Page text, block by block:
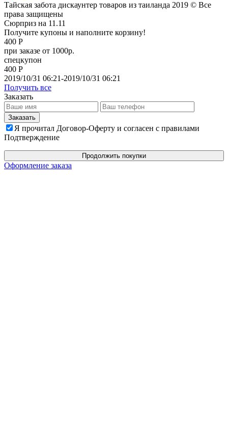
Тайская забота дискаунтер товаров из таиланда 2019 © Все
права защищены
Сюрприз на 11.11
Получите купоны и наполните корзину!
400 Р
при заказе от 1000р.
спецкупон
400 Р
2019/10/31 06:21-2019/10/31 06:21
Получить все
Заказать
Я прочитал Договор-Оферту и согласен с правилами
Подтверждение
Продолжить покупки
Оформление заказа